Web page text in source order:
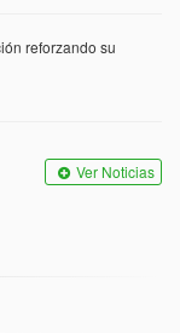
reforzando su
Ver Noticias